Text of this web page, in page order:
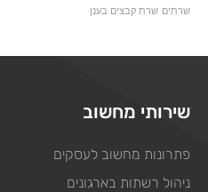
שרתים שרת קבצים בענן
שירותי מחשוב
פתרונות מחשוב לעסקים
ניהול רשתות בארגונים